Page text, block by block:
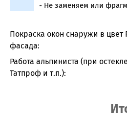
- Не заменяем или
Покраска окон снаружи в цвет
фасада:
Работа альпиниста (при
Татпроф и т.п.):